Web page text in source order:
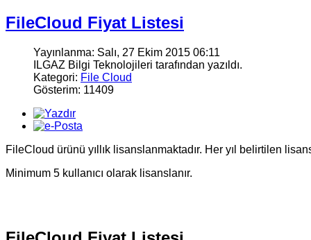
FileCloud Fiyat Listesi
Yayınlanma: Salı, 27 Ekim 2015 06:11
ILGAZ Bilgi Teknolojileri tarafından yazıldı.
Kategori: File Cloud
Gösterim: 11409
FileCloud ürünü yıllık lisanslanmaktadır. Her yıl belirtilen
Minimum 5 kullanıcı olarak lisanslanır.